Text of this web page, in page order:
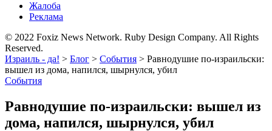
Жалоба
Реклама
© 2022 Foxiz News Network. Ruby Design Company. All Rights
Reserved.
Израиль - да! > Блог > События > Равнодушие по-израильски:
вышел из дома, напился, шырнулся, убил
События
Равнодушие по-израильски: вышел из
дома, напился, шырнулся, убил